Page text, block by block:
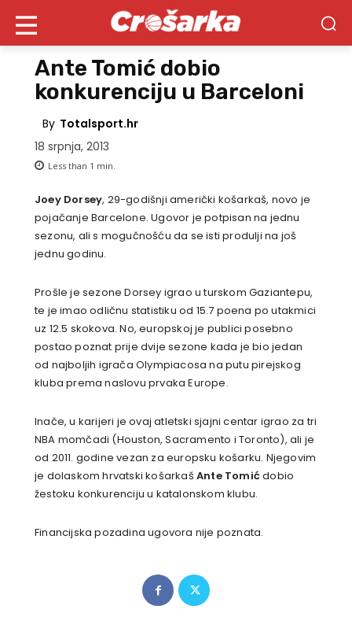
Ante Tomić dobio
konkurenciju u Barceloni
By Totalsport.hr
18 srpnja, 2013
Less than 1 min.
Joey Dorsey, 29-godišnji američki košarkaš, novo je
pojačanje Barcelone. Ugovor je potpisan na jednu
sezonu, ali s mogučnošću da se isti produlji na još
jednu godinu.
Prošle je sezone Dorsey igrao u turskom Gaziantepu,
te je imao odličnu statistiku od 15.7 poena po utakmici
uz 12.5 skokova. No, europskoj je publici posebno
postao poznat prije dvije sezone kada je bio jedan
od najboljih igrača Olympiacosa na putu pirejskog
kluba prema naslovu prvaka Europe.
Inače, u karijeri je ovaj atletski sjajni centar igrao za tri
NBA momčadi (Houston, Sacramento i Toronto), ali je
od 2011. godine vezan za europsku košarku. Njegovim
je dolaskom hrvatski košarkaš Ante Tomićdobio
žestoku konkurenciju u katalonskom klubu.
Financijska pozadina ugovora nije poznata.